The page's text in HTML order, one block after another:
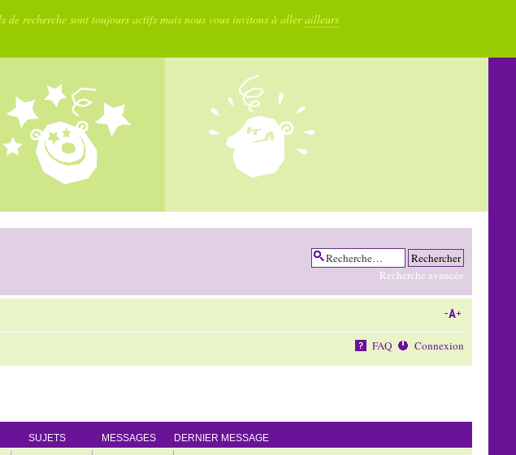
recherche sont toujours actifs mais nous vous invitons à allerailleurs
Recherche avancée
FAQ Connexion
SUJETS MESSAGES DERNIER MESSAGE